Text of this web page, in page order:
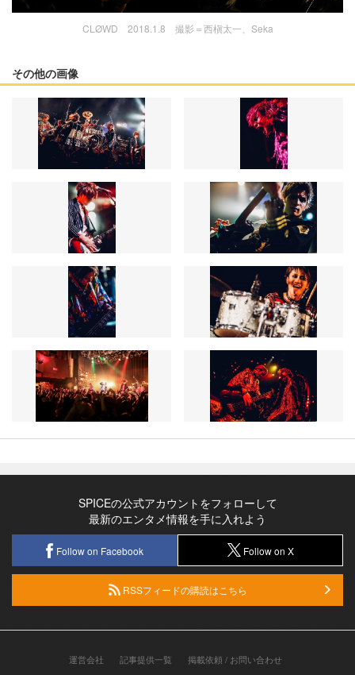
CLØWD 2018.1.8 撮影＝西槇太一、Seka
その他の画像
SPICEの公式アカウントをフォローして
最新のエンタメ情報を手に入れよう
Follow on Facebook Follow on X
RSSフィードの購読はこちら
運営会社 記事提供一覧 掲載依頼 / お問い合わせ